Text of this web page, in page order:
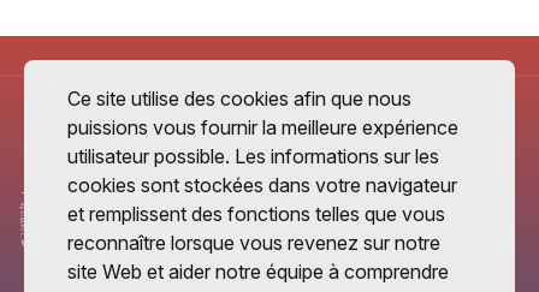
Ce site utilise des cookies afin que nous
puissions vous fournir la meilleure expérience
utilisateur possible. Les informations sur les
cookies sont stockées dans votre navigateur
et remplissent des fonctions telles que vous
reconnaître lorsque vous revenez sur notre
site Web et aider notre équipe à comprendre